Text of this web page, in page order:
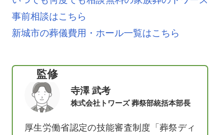
事前相談はこちら
新城市の葬儀費用・ホール一覧はこちら
監修
寺澤 武考
株式会社トワーズ 葬祭部統括本部長
厚生労働省認定の技能審査制度「葬祭ディ